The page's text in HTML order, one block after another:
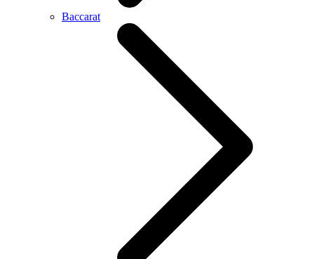
Baccarat